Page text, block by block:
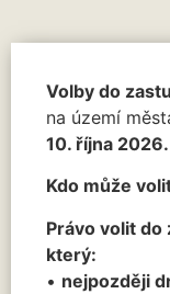
Volby do
na území
10. října 2026.
Kdo může
Právo volit do
který:
• nejpozději